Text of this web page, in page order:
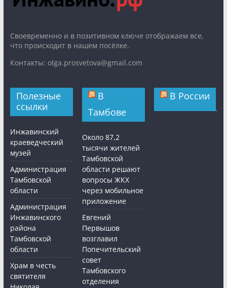
Cвоевременно и в позитивном ключе отображаем все,
что происходит в нашем посёлке.
Контакты: olga.prosvetova@gmail.com
Полезные
ссылки
Инжавинский
краеведческий
музей
Администрация
Тамбовской
области
Администрация
Инжавинского
района
Тамбовской
области
Храм в честь
святителя
В
Тамбове
Около 87,2
тысячи жителей
Тамбовской
области решают
вопросы ЖКХ
через мобильное
приложение
Евгений
Первышов
возглавил
Попечительский
совет
Тамбовского
отделения
В России